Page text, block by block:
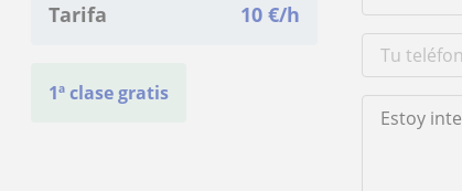
Tarifa 10 €/h
1ª clase gratis